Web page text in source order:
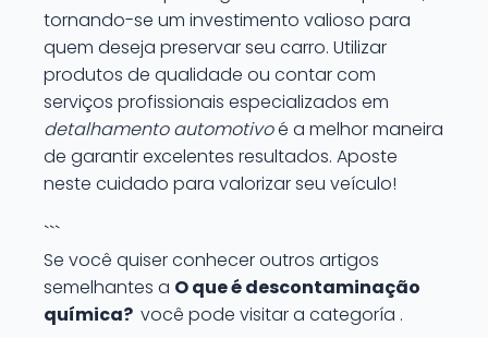
tornando-se um investimento valioso para
quem deseja preservar seu carro. Utilizar
produtos de qualidade ou contar com
serviços profissionais especializados em
detalhamento automotivoé a melhor maneira
de garantir excelentes resultados. Aposte
neste cuidado para valorizar seu veículo!
```
Se você quiser conhecer outros artigos
semelhantes a O que é descontaminação
química? você pode visitar a categoría .